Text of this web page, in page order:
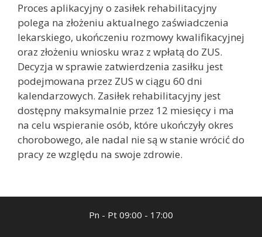
Proces aplikacyjny o zasiłek rehabilitacyjny
polega na złożeniu aktualnego zaświadczenia
lekarskiego, ukończeniu rozmowy kwalifikacyjnej
oraz złożeniu wniosku wraz z wpłatą do ZUS.
Decyzja w sprawie zatwierdzenia zasiłku jest
podejmowana przez ZUS w ciągu 60 dni
kalendarzowych. Zasiłek rehabilitacyjny jest
dostępny maksymalnie przez 12 miesięcy i ma
na celu wspieranie osób, które ukończyły okres
chorobowego, ale nadal nie są w stanie wrócić do
pracy ze względu na swoje zdrowie.
Pn - Pt 09:00 - 17:00